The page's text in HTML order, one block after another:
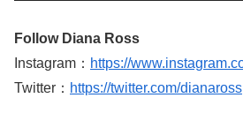
Follow Diana Ross
Instagram： https://
Twitter： https://twitter.com/dianaross